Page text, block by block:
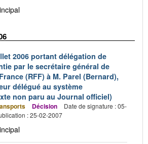
2006 portant délégation de
par le secrétaire général de
(RFF) à M. Parel (Bernard),
délégué au système
non paru au Journal officiel)
Décision
Date de signature : 05-
: 25-02-2007